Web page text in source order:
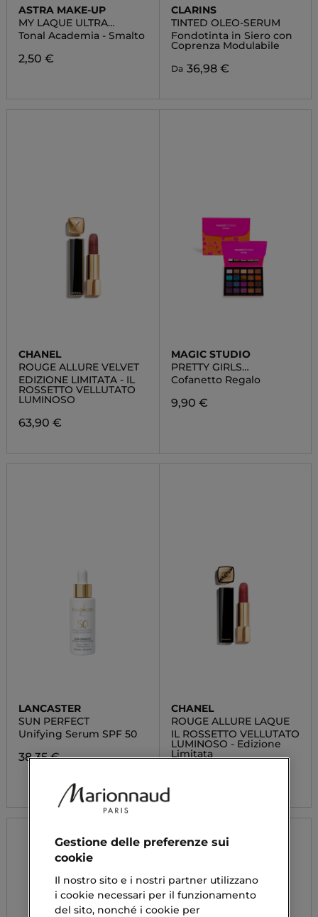
ASTRA MAKE-UP
MY LAQUE ULTRA
GLOSSY
Tonal Academia - Smalto
2,50 €
CLARINS
TINTED OLEO-SERUM
Fondotinta in Siero con
Coprenza Modulabile
Da 36,98 €
CHANEL
ROUGE ALLURE VELVET
EDIZIONE LIMITATA - IL
ROSSETTO VELLUTATO
LUMINOSO
63,90 €
MAGIC STUDIO
PRETTY GIRLS
EYESHADOW WALLET
Cofanetto Regalo
9,90 €
LANCASTER
SUN PERFECT
Unifying Serum SPF 50
38,35 €
CHANEL
ROUGE ALLURE LAQUE
IL ROSSETTO VELLUTATO
LUMINOSO - Edizione
Limitata
Gestione delle preferenze sui
cookie
Il nostro sito e i nostri partner utilizzano
i cookie necessari per il funzionamento
del sito, nonché i cookie per